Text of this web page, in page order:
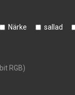
Närke sallad
RGB)